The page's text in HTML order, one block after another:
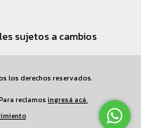
sujetos a cambios
los derechos reservados.
reclamos ingresá acá.